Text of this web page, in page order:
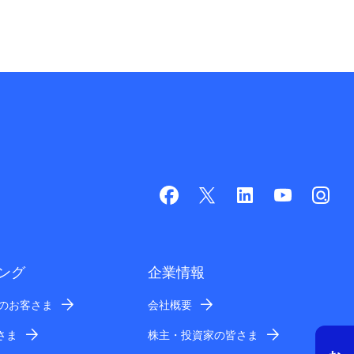
グ
お客さま
ま
企業情報
会社概要
株主・投資家の皆さま